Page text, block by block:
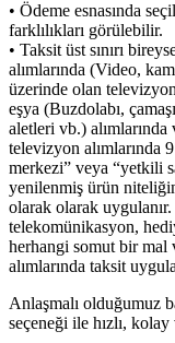
• Ödeme esnasında
farklılıkları görülebilir.
• Taksit üst sınırı
alımlarında (Video,
üzerinde olan
eşya (Buzdolabı,
aletleri vb.)
televizyon alımlarında
merkezi” veya “yetkili
yenilenmiş ürün
olarak olarak
telekomünikasyon,
herhangi somut bir mal
alımlarında taksit
Anlaşmalı olduğumuz
seçeneği ile hızlı,